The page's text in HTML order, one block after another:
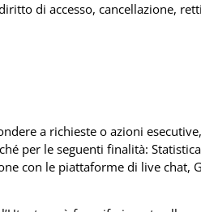
di accesso, cancellazione,
a richieste o azioni
per le seguenti finalità:
con le piattaforme di live chat,